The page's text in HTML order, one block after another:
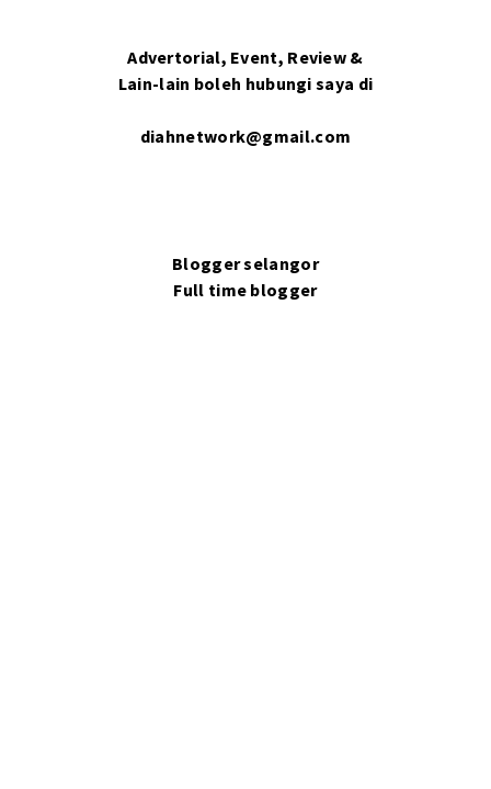
Advertorial, Event, Review &
Lain-lain boleh hubungi saya di
diahnetwork@gmail.com
Blogger selangor
Full time blogger